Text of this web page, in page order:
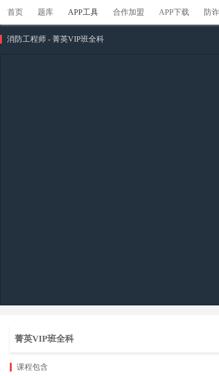
首页 题库 APP工具 合作加盟 APP下载 防
消防工程师 - 菁英VIP班全科
菁英VIP班全科
课程包含